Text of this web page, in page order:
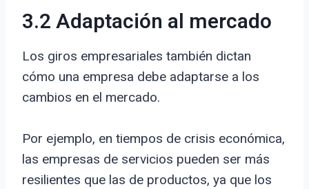
3.2 Adaptación al mercado
Los giros empresariales también dictan
cómo una empresa debe adaptarse a los
cambios en el mercado.
Por ejemplo, en tiempos de crisis económica,
las empresas de servicios pueden ser más
resilientes que las de productos, ya que los